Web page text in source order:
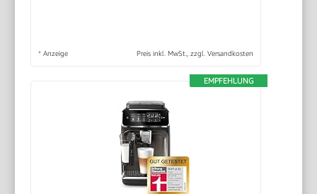
* Anzeige Preis inkl. MwSt., zzgl. Versandkosten
EMPFEHLUNG